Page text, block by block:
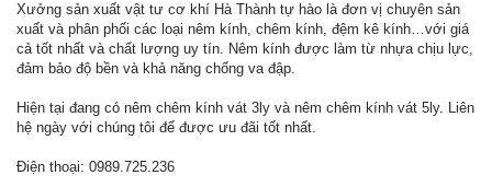
Xưởng sản xuất vật tư cơ khí Hà Thành tự hào là đơn vị chuyên sản
xuất và phân phối các loại nêm kính, chêm kính, đệm kê kính…với giá
cả tốt nhất và chất lượng uy tín. Nêm kính được làm từ nhựa chịu lực,
đảm bảo độ bền và khả năng chống va đập.
Hiện tại đang có nêm chêm kính vát 3ly và nêm chêm kính vát 5ly. Liên
hệ ngày với chúng tôi để được ưu đãi tốt nhất.
Điện thoại: 0989.725.236